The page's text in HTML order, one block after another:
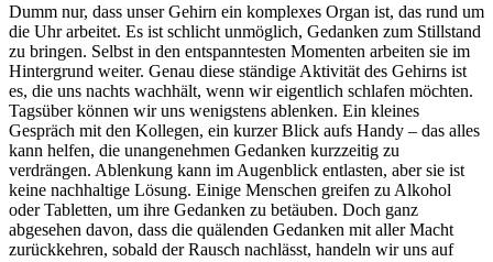
Dumm nur, dass unser Gehirn ein komplexes Organ ist, das rund um
die Uhr arbeitet. Es ist schlicht unmöglich, Gedanken zum Stillstand
zu bringen. Selbst in den entspanntesten Momenten arbeiten sie im
Hintergrund weiter. Genau diese ständige Aktivität des Gehirns ist
es, die uns nachts wachhält, wenn wir eigentlich schlafen möchten.
Tagsüber können wir uns wenigstens ablenken. Ein kleines
Gespräch mit den Kollegen, ein kurzer Blick aufs Handy – das alles
kann helfen, die unangenehmen Gedanken kurzzeitig zu
verdrängen. Ablenkung kann im Augenblick entlasten, aber sie ist
keine nachhaltige Lösung. Einige Menschen greifen zu Alkohol
oder Tabletten, um ihre Gedanken zu betäuben. Doch ganz
abgesehen davon, dass die quälenden Gedanken mit aller Macht
zurückkehren, sobald der Rausch nachlässt, handeln wir uns auf